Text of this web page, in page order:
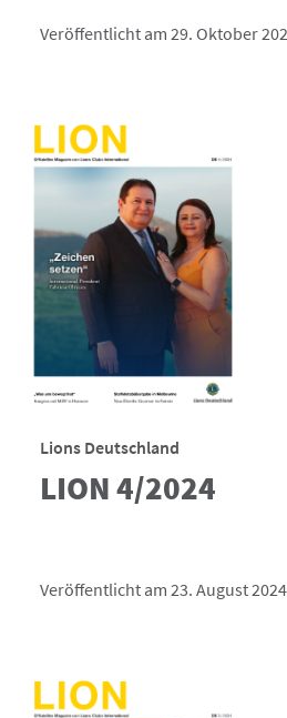
Veröffentlicht am 29. Oktober
Lions Deutschland
LION 4/2024
Veröffentlicht am 23. August 2024